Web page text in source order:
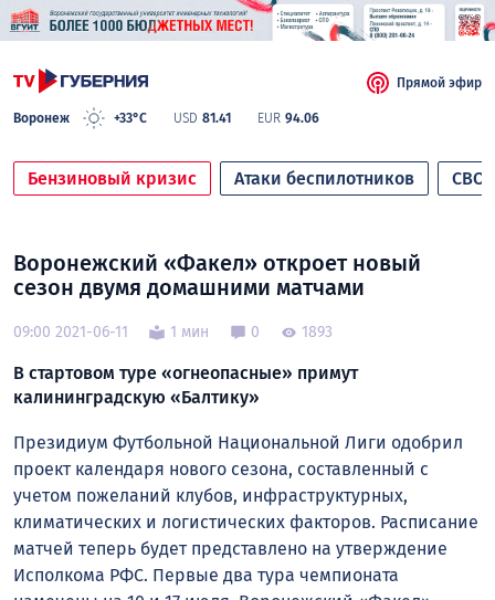
Воронеж +33°C USD 81.41 EUR 94.06
Прямой эфир
Бензиновый кризис Атаки беспилотников СВО
Воронежский «Факел» откроет новый
сезон двумя домашними матчами
09:00 2021-06-11 1 мин 0 1893
В стартовом туре «огнеопасные» примут
калининградскую «Балтику»
Президиум Футбольной Национальной Лиги одобрил
проект календаря нового сезона, составленный с
учетом пожеланий клубов, инфраструктурных,
климатических и логистических факторов. Расписание
матчей теперь будет представлено на утверждение
Исполкома РФС. Первые два тура чемпионата